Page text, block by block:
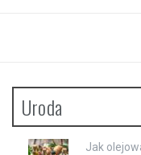
Uroda
Jak